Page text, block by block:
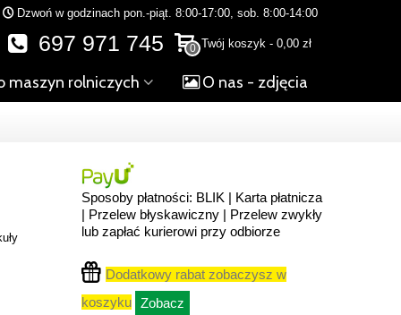
Dzwoń w godzinach pon.-piąt. 8:00-17:00, sob. 8:00-14:00
0 Twój koszyk - 0,00 zł
697 971 745
maszyn rolniczych O nas - zdjęcia
Sposoby płatności: BLIK | Karta płatnicza
| Przelew błyskawiczny | Przelew zwykły
lub zapłać kurierowi przy odbiorze
Dodatkowy rabat zobaczysz w
koszyku Zobacz